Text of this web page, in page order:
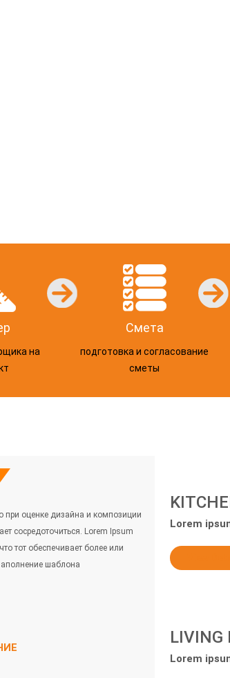
на
Смета
подготовка и согласование
сметы
при оценке дизайна и композиции
сосредоточиться. Lorem Ipsum
тот обеспечивает более или
шаблона
Lorem
LIVING
Lorem